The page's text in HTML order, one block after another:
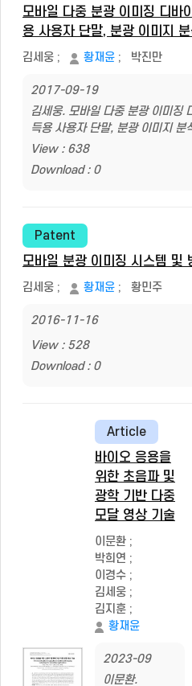
모바일 다중 분광 이미징 디바
용 사용자 단말, 분광 이미지
김세웅 ; 황재윤 ; 박진만
2017-09-19
김세웅. 모바일 다중 분광 이미징
득용 사용자 단말, 분광 이미지 분
View : 638
Download : 0
Patent
모바일 분광 이미징 시스템 및
김세웅 ; 황재윤 ; 황민주
2016-11-16
View : 528
Download : 0
Article
바이오 응용을
위한 초음파 및
광학 기반 다중
모달 영상 기술
이문환 ;
박희연 ;
이경수 ;
김세웅 ;
김지훈 ;
황재윤
2023-09
이문환.